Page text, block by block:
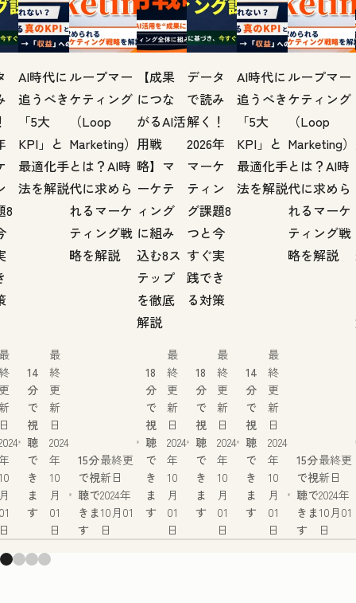
8
AI時代に
追うべき
「5大
KPI」と
最適化手
法を解説
14
分
で
視
聴
で
き
ま
す
最
終
更
新
日
2024
年
10
月
01
日
ループマー
ケティング
（Loop
Marketing）
とは？AI時
代に求めら
れるマーケ
ティング戦
略を解説
15分
で視
聴で
きま
す
最終更
新日
2024年
10月01
日
【成果
につな
がるAI活
用戦
略】マ
ーケテ
ィング
に組み
込む8ス
テップ
を徹底
解説
18
分
で
視
聴
で
き
ま
す
最
終
更
新
日
2024
年
10
月
01
日
データ
で読み
解く！
2026年
マーケ
ティン
グ課題8
つと今
すぐ実
践でき
る対策
18
分
で
視
聴
で
き
ま
す
最
終
更
新
日
2024
年
10
月
01
日
AI時代に
追うべき
「5大
KPI」と
最適化手
法を解説
14
分
で
視
聴
で
き
ま
す
最
終
更
新
日
2024
年
10
月
01
日
ループマー
ケティング
（Loop
Marketing）
とは？AI時
代に求めら
れるマーケ
ティング戦
略を解説
15分
で視
聴で
きま
す
最終更
新日
2024年
10月01
日